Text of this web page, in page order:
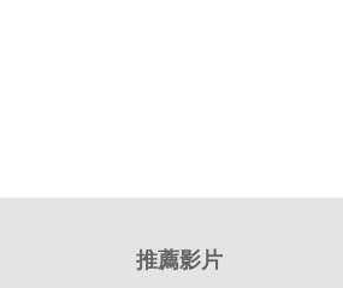
推薦影片